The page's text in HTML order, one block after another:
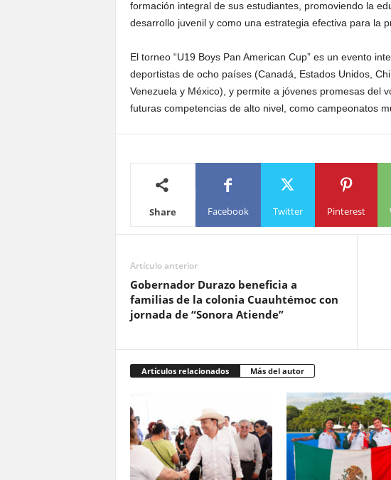
formación integral de sus estudiantes, promoviendo la
desarrollo juvenil y como una estrategia efectiva para la
El torneo “U19 Boys Pan American Cup” es un evento
deportistas de ocho países (Canadá, Estados Unidos,
Venezuela y México), y permite a jóvenes promesas del
futuras competencias de alto nivel, como campeonatos
Share Facebook Twitter Pinterest
Artículo anterior
Gobernador Durazo beneficia a
familias de la colonia Cuauhtémoc con
jornada de “Sonora Atiende”
Artículos relacionados Más del autor